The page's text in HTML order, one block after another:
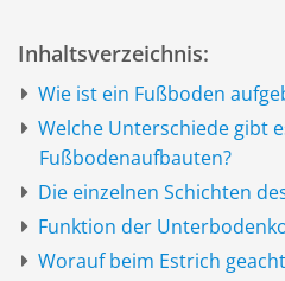
Inhaltsverzeichnis:
Wie ist ein Fußboden
Welche Unterschiede gibt
Fußbodenaufbauten?
Die einzelnen Schichten
Funktion der
Worauf beim Estrich